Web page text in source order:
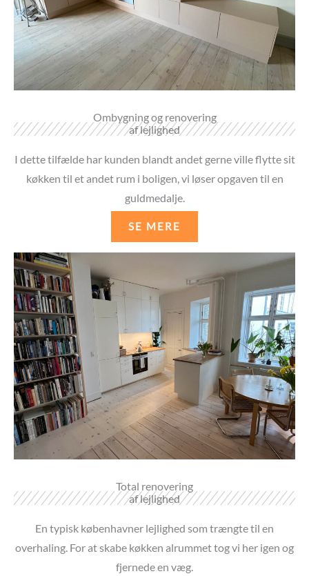
Ombygning og renovering
af lejlighed
I dette tilfælde har kunden blandt andet gerne ville flytte sit
køkken til et andet rum i boligen, vi løser opgaven til en
guldmedalje.
SE MERE
Total renovering
af lejlighed
En typisk københavner lejlighed som trængte til en
overhaling. For at skabe køkken alrummet tog vi her igen og
fjernede en væg.